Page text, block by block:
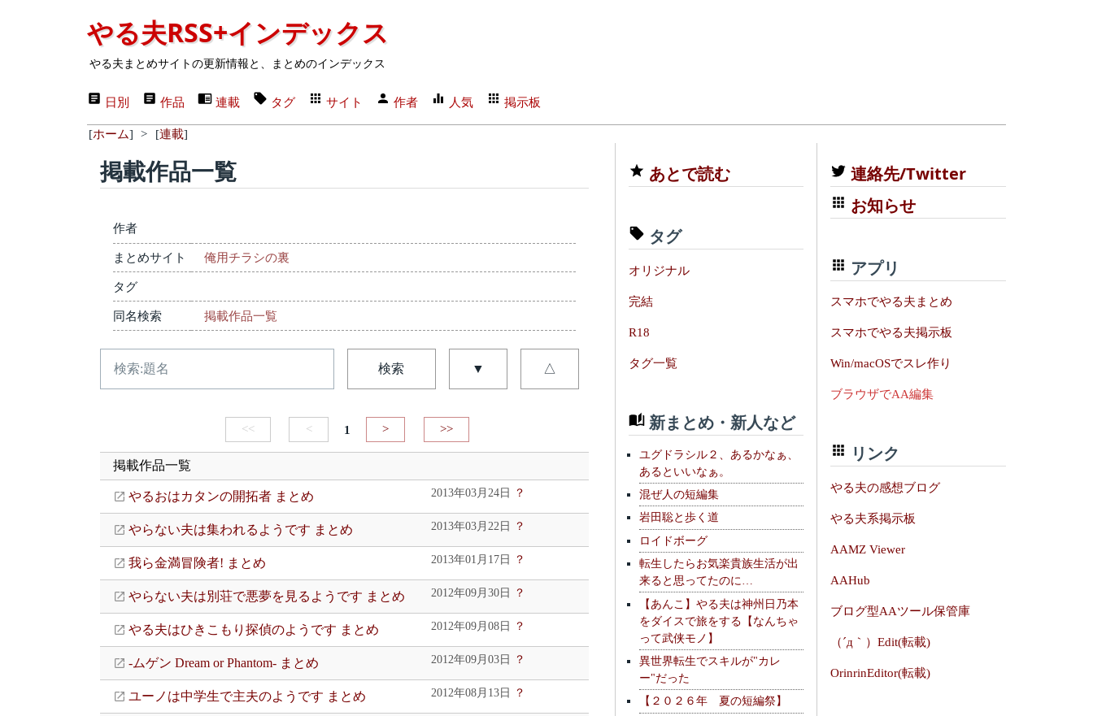
やる夫RSS+インデックス
やる夫まとめサイトの更新情報と、まとめのインデックス
日別 作品 連載 タグ サイト 作者 人気 掲示板
[ホーム] > [連載]
掲載作品一覧
作者
まとめサイト 俺用チラシの裏
タグ
同名検索 掲載作品一覧
検索 ▼ △
<< < 1 > >>
掲載作品一覧
やるおはカタンの開拓者 まとめ 2013年03月24日 ？
やらない夫は集われるようです まとめ 2013年03月22日 ？
我ら金満冒険者! まとめ 2013年01月17日 ？
やらない夫は別荘で悪夢を見るようです まとめ 2012年09月30日 ？
やる夫はひきこもり探偵のようです まとめ 2012年09月08日 ？
-ムゲン Dream or Phantom- まとめ 2012年09月03日 ？
ユーノは中学生で主夫のようです まとめ 2012年08月13日 ？
あとで読む
タグ
オリジナル
完結
R18
タグ一覧
新まとめ・新人など
ユグドラシル２、あるかなぁ、
あるといいなぁ。
混ぜ人の短編集
岩田聡と歩く道
ロイドボーグ
転生したらお気楽貴族生活が出
来ると思ってたのに…
【あんこ】やる夫は神州日乃本
をダイスで旅をする【なんちゃ
って武侠モノ】
異世界転生でスキルが"カレ
ー"だった
【２０２６年 夏の短編祭】
連絡先/Twitter
お知らせ
アプリ
スマホでやる夫まとめ
スマホでやる夫掲示板
Win/macOSでスレ作り
ブラウザでAA編集
リンク
やる夫の感想ブログ
やる夫系掲示板
AAMZ Viewer
AAHub
ブログ型AAツール保管庫
（´д｀）Edit(転載)
OrinrinEditor(転載)